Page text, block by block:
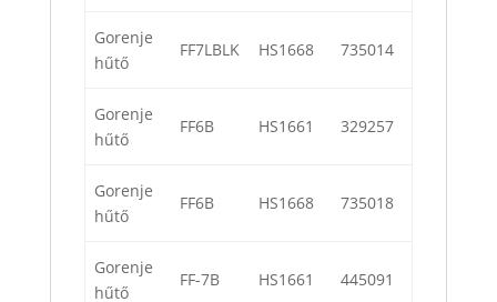
Gorenje
hűtő
FF7LBLK HS1668 735014
Gorenje
hűtő
FF6B HS1661 329257
Gorenje
hűtő
FF6B HS1668 735018
Gorenje
hűtő
FF-7B HS1661 445091